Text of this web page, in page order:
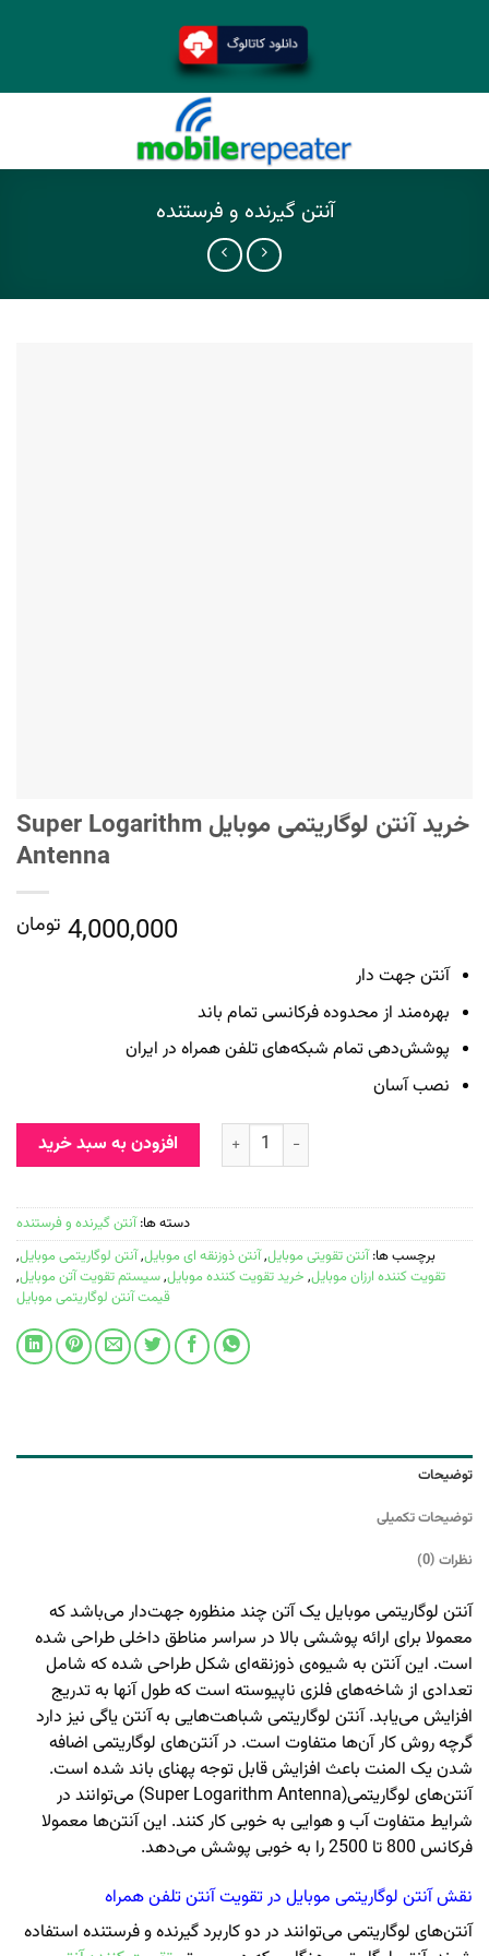
آنتن گیرنده و فرستنده
خرید آنتن لوگاریتمی موبایل Super Logarithm
Antenna
4,000,000 تومان
آنتن جهت دار
بهره‌مند از محدوده فرکانسی تمام باند
پوشش‌دهی تمام شبکه‌های تلفن همراه در ایران
نصب آسان
افزودن به سبد خرید
دسته ها:آنتن گیرنده و فرستنده
برچسب ها:آنتن تقویتی موبایل,آنتن ذوزنقه ای موبایل,آنتن لوگاریتمی موبایل,
تقویت کننده ارزان موبایل, خرید تقویت کننده موبایل,سیستم تقویت آتن موبایل,
قیمت آنتن لوگاریتمی موبایل
توضیحات
توضیحات تکمیلی
نظرات (0)
آنتن لوگاریتمی موبایل یک آتن چند منظوره جهت‌دار می‌باشد که
معمولا برای ارائه پوششی بالا در سراسر مناطق داخلی طراحی شده
است. این آنتن به شیوه‌ی ذوزنقه‌ای شکل طراحی شده که شامل
تعدادی از شاخه‌های فلزی ناپیوسته است که طول آنها به تدریج
افزایش می‌یابد. آنتن لوگاریتمی شباهت‌هایی به آنتن یاگی نیز دارد
گرچه روش کار آن‌ها متفاوت است. در آنتن‌های لوگاریتمی اضافه
شدن یک المنت باعث افزایش قابل توجه پهنای باند شده است.
آنتن‌های لوگاریتمی(Super Logarithm Antenna) می‌توانند در
شرایط متفاوت آب و هوایی به خوبی کار کنند. این آنتن‌ها معمولا
فرکانس 800 تا 2500 را به خوبی پوشش می‌دهد.
نقش آنتن لوگاریتمی موبایل در تقویت آنتن تلفن همراه
آنتن‌های لوگاریتمی می‌توانند در دو کاربرد گیرنده و فرستنده استفاده